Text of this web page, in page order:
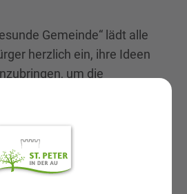
Gemeinde“ lädt alle
herzlich ein, ihre Ideen
um die
aktiv mitzuwirken
für ein gesundes Leben
zu setzen.